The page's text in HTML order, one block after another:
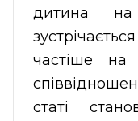
дитина
частіше на
статі